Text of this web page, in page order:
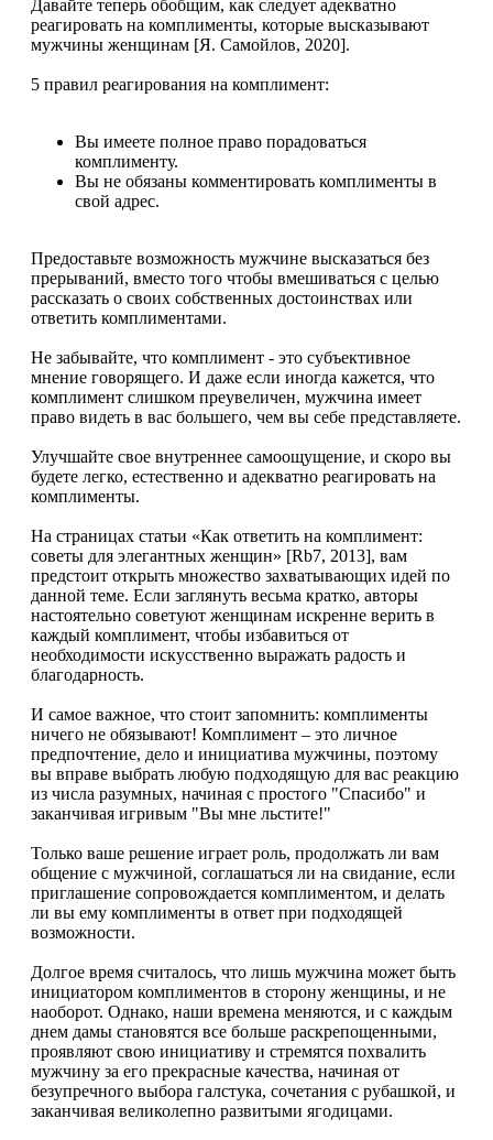
Давайте теперь обобщим, как следует адекватно
реагировать на комплименты, которые высказывают
мужчины женщинам [Я. Самойлов, 2020].
5 правил реагирования на комплимент:
Вы имеете полное право порадоваться
комплименту.
Вы не обязаны комментировать комплименты в
свой адрес.
Предоставьте возможность мужчине высказаться без
прерываний, вместо того чтобы вмешиваться с целью
рассказать о своих собственных достоинствах или
ответить комплиментами.
Не забывайте, что комплимент - это субъективное
мнение говорящего. И даже если иногда кажется, что
комплимент слишком преувеличен, мужчина имеет
право видеть в вас большего, чем вы себе представляете.
Улучшайте свое внутреннее самоощущение, и скоро вы
будете легко, естественно и адекватно реагировать на
комплименты.
На страницах статьи «Как ответить на комплимент:
советы для элегантных женщин» [Rb7, 2013], вам
предстоит открыть множество захватывающих идей по
данной теме. Если заглянуть весьма кратко, авторы
настоятельно советуют женщинам искренне верить в
каждый комплимент, чтобы избавиться от
необходимости искусственно выражать радость и
благодарность.
И самое важное, что стоит запомнить: комплименты
ничего не обязывают! Комплимент – это личное
предпочтение, дело и инициатива мужчины, поэтому
вы вправе выбрать любую подходящую для вас реакцию
из числа разумных, начиная с простого "Спасибо" и
заканчивая игривым "Вы мне льстите!"
Только ваше решение играет роль, продолжать ли вам
общение с мужчиной, соглашаться ли на свидание, если
приглашение сопровождается комплиментом, и делать
ли вы ему комплименты в ответ при подходящей
возможности.
Долгое время считалось, что лишь мужчина может быть
инициатором комплиментов в сторону женщины, и не
наоборот. Однако, наши времена меняются, и с каждым
днем дамы становятся все больше раскрепощенными,
проявляют свою инициативу и стремятся похвалить
мужчину за его прекрасные качества, начиная от
безупречного выбора галстука, сочетания с рубашкой, и
заканчивая великолепно развитыми ягодицами.